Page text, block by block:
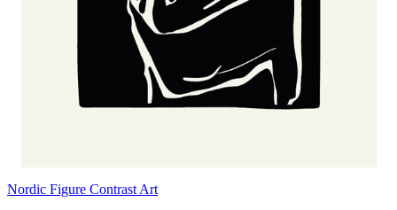
Nordic Figure Contrast Art